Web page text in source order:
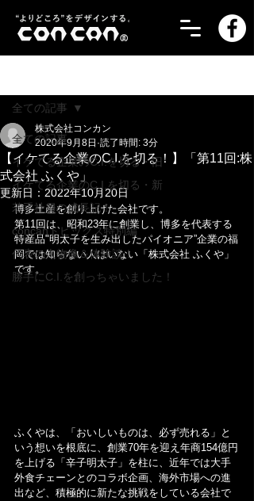
全ての記事
イケてる企業のC.I.を切る・旧
イケてる企業のC.I.を切る・新
若手社員の成長記！
concanトピックス特別編
代表の人物像＆体験談！
勝手にC.I.を創っちゃいました！
全ての記事
【イケてる企業のC.I.を切る！】「第11回:株
式会社 ふくや」
株式会社コンカン
2020年9月8日 読了時間: 3分
更新日：2022年10月20日
博多土産を創り上げた会社です。
第11回は、昭和23年に創業し、博多を代表する
特産品"明太子を生み出したパイオニア”企業の福
岡では知らない人はいない「株式会社 ふくや」
です。
ふくやは、「おいしいものは、必ず売れる」と
いう想いを根底に、創業70年を迎え年商154億円
を上げる「辛子明太子」を柱に、近年では大手
外食チェーンとのコラボ企画、海外市場への進
出など、積極的に新たな挑戦をしている会社で